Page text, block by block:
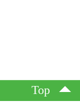
Top